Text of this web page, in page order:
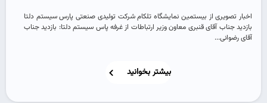
اخبار تصویری از بیستمین نمایشگاه تلکام شرکت تولیدی صنعتی پارس سیستم دلتا
بازدید جناب آقای قنبری معاون وزیر ارتباطات از غرفه پاس سیستم دلتا: بازدید جناب
آقای رضوانی...
بیشتر بخوانید